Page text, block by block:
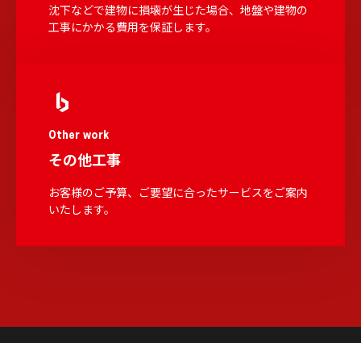
沈下などで建物に損壊が生じた場合、地盤や建物の
工事にかかる費用を保証します。
Other work
その他工事
お客様のご予算、ご要望に合ったサービスをご案内
いたします。